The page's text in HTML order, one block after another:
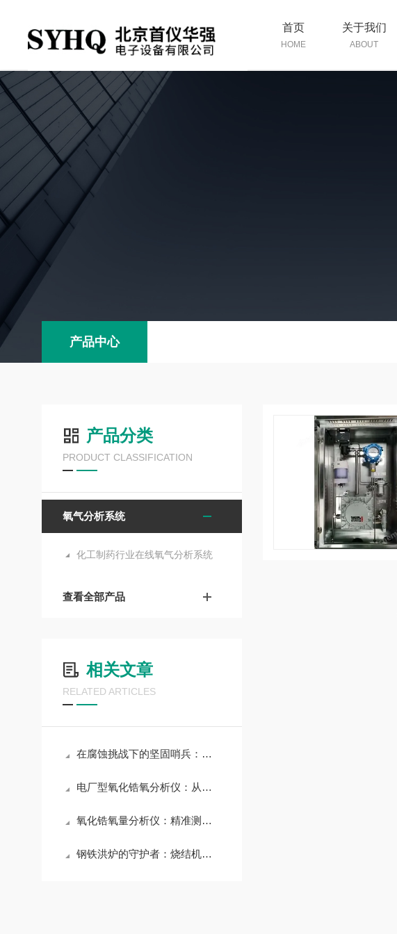
首页
HOME
关于我们
ABOUT
产品中心
产品分类
PRODUCT CLASSIFICATION
氧气分析系统
化工制药行业在线氧气分析系统
查看全部产品
相关文章
RELATED ARTICLES
在腐蚀挑战下的坚固哨兵：防腐型氧化锆氧分析仪的特性与应用前景
电厂型氧化锆氧分析仪：从选型到维护的全面指南
氧化锆氧量分析仪：精准测量与广阔市场前景
钢铁洪炉的守护者：烧结机氧化锆氧分析仪的专项应用与技术革新